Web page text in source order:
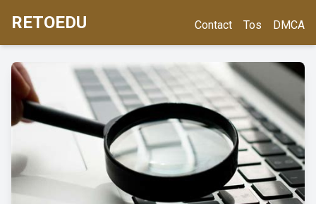
RETOEDU Contact Tos DMCA